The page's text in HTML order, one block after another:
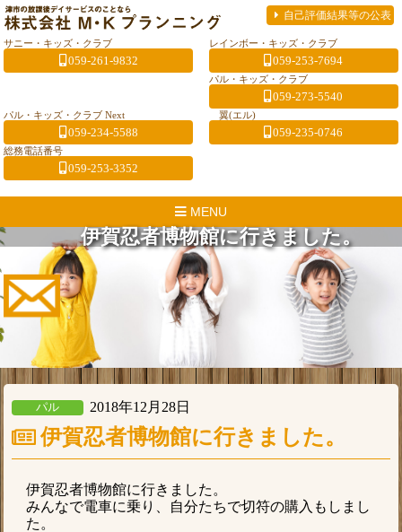
自己評価結果等の公表
サニー・キッズ・クラブ
059-261-9832
レインボー・キッズ・クラブ
059-253-7694
パル・キッズ・クラブ
059-273-5540
パル・キッズ・クラブ Next
059-234-5588
翼(エル)
059-235-0746
総務電話番号
059-253-3352
MENU
伊賀忍者博物館に行きました。
パル 2018年12月28日
伊賀忍者博物館に行きました。
伊賀忍者博物館に行きました。
みんなで電車に乗り、自分たちで切符の購入もしまし
た。